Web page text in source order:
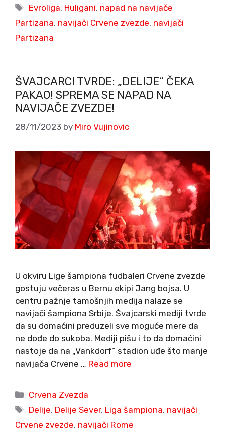
Tags
Evroliga, Huligani, napad na navijače
Partizana, navijači Crvene zvezde, navijači
Partizana
ŠVAJCARCI TVRDE: „DELIJE“ ČEKA
PAKAO! SPREMA SE NAPAD NA
NAVIJAČE ZVEZDE!
28/11/2023 by Miro Vujinovic
U okviru Lige šampiona fudbaleri Crvene zvezde
gostuju večeras u Bernu ekipi Jang bojsa. U
centru pažnje tamošnjih medija nalaze se
navijači šampiona Srbije. Švajcarski mediji tvrde
da su domaćini preduzeli sve moguće mere da
ne dođe do sukoba. Mediji pišu i to da domaćini
nastoje da na „Vankdorf“ stadion uđe što manje
navijača Crvene … Read more
Categories
Crvena Zvezda
Tags
Delije, Delije Sever, Liga šampiona, navijači
Crvene zvezde, navijači Rome